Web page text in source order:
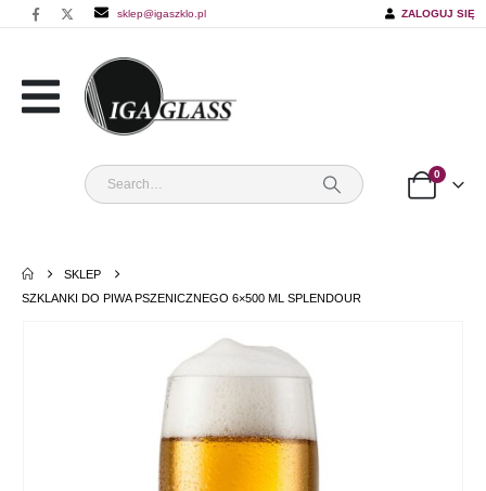
sklep@igaszklo.pl ZALOGUJ SIĘ
0
SKLEP
SZKLANKI DO PIWA PSZENICZNEGO 6×500 ML SPLENDOUR